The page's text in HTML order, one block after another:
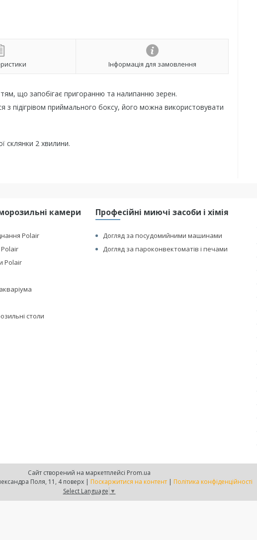
Інформація для замовлення
що запобігає пригоранню та налипанню зерен.
з підігрівом приймального боксу, його можна використовувати
склянки 2 хвилини.
камери
Polair
Polair
столи
Професійні миючі засоби і хімія
Догляд за посудомийними машинами
Догляд за пароконвектоматів і печами
Сайт створений на маркетплейсі Prom.ua
Є-груп, м. Дніпро, пр-т Олександра Поля, 11, 4 поверх | Поскаржитися на контент | Політика конфіденційності
Select Language ▼